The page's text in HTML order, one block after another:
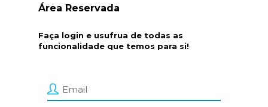
Área Reservada
Faça login e usufrua de todas as
funcionalidade que temos para si!